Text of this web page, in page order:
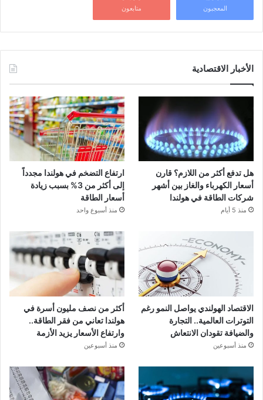
المعجبون متابعون
الأخبار الاقتصادية
هل تدفع أكثر من اللازم؟ قارن
أسعار الكهرباء والغاز بين أشهر
شركات الطاقة في هولندا
منذ 5 أيام
ارتفاع التضخم في هولندا مجدداً
إلى أكثر من 3% بسبب زيادة
أسعار الطاقة
منذ أسبوع واحد
الاقتصاد الهولندي يواصل النمو رغم
التوترات العالمية.. التجارة
والضيافة تقودان الانتعاش
منذ أسبوعين
أكثر من نصف مليون أسرة في
هولندا تعاني من فقر الطاقة..
وارتفاع الأسعار يزيد الأزمة
منذ أسبوعين